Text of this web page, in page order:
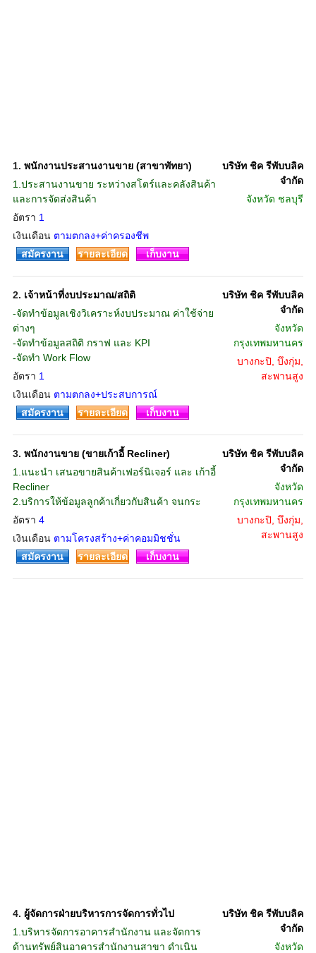
1. พนักงานประสานงานขาย (สาขาพัทยา)
1.ประสานงานขาย ระหว่างสโตร์และคลังสินค้า
และการจัดส่งสินค้า
อัตรา 1
เงินเดือน ตามตกลง+ค่าครองชีพ
บริษัท ชิค รีพับบลิค
จำกัด
จังหวัด ชลบุรี
สมัครงาน รายละเอียด เก็บงาน
2. เจ้าหน้าที่งบประมาณ/สถิติ
-จัดทำข้อมูลเชิงวิเคราะห์งบประมาณ ค่าใช้จ่าย
ต่างๆ
-จัดทำข้อมูลสถิติ กราฟ และ KPI
-จัดทำ Work Flow
อัตรา 1
เงินเดือน ตามตกลง+ประสบการณ์
บริษัท ชิค รีพับบลิค
จำกัด
จังหวัด
กรุงเทพมหานคร
บางกะปิ, บึงกุ่ม,
สะพานสูง
สมัครงาน รายละเอียด เก็บงาน
3. พนักงานขาย (ขายเก้าอี้ Recliner)
1.แนะนำ เสนอขายสินค้าเฟอร์นิเจอร์ และ เก้าอี้
Recliner
2.บริการให้ข้อมูลลูกค้าเกี่ยวกับสินค้า จนกระ
อัตรา 4
เงินเดือน ตามโครงสร้าง+ค่าคอมมิชชั่น
บริษัท ชิค รีพับบลิค
จำกัด
จังหวัด
กรุงเทพมหานคร
บางกะปิ, บึงกุ่ม,
สะพานสูง
สมัครงาน
รายละเอียด เก็บงาน
4. ผู้จัดการฝ่ายบริหารการจัดการทั่วไป
1.บริหารจัดการอาคารสำนักงาน และจัดการ
ด้านทรัพย์สินอาคารสำนักงานสาขา ดำเนิน
บริษัท ชิค รีพับบลิค
จำกัด
จังหวัด